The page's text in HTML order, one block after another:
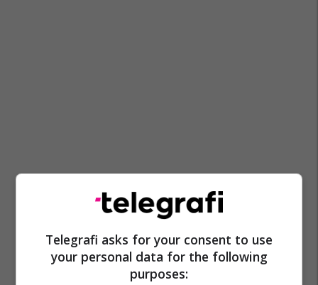
Telegrafi asks for your consent to use
your personal data for the following
purposes: